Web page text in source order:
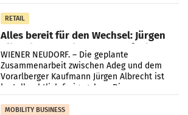
RETAIL
Alles bereit für den Wechsel: Jürgen
Albrecht setzt ab 1.1.2027 auf Adeg
WIENER NEUDORF. – Die geplante
Zusammenarbeit zwischen Adeg und dem
Vorarlberger Kaufmann Jürgen Albrecht ist
kartellrechtlich freigegeben: Die
Bundeswettbewerbsbehörde und der
Bundeskartellanwalt
MOBILITY BUSINESS